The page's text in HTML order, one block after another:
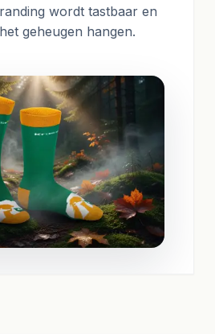
wordt tastbaar en
geheugen hangen.